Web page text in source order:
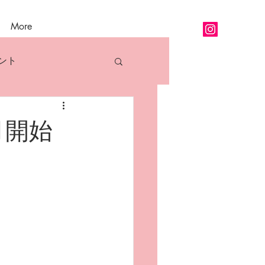
More
ト
アロマ精油各論
始